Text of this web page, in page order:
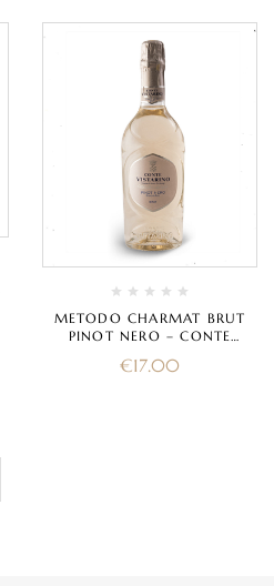
METODO CHARMAT BRUT
PINOT NERO – CONTE
€17.00